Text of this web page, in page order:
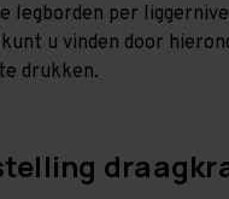
legborden per
u vinden door
drukken.